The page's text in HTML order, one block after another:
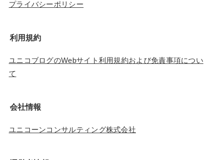
プライバシーポリシー
利用規約
ユニコブログのWebサイト利用規約および免責事項につい
て
会社情報
ユニコーンコンサルティング株式会社